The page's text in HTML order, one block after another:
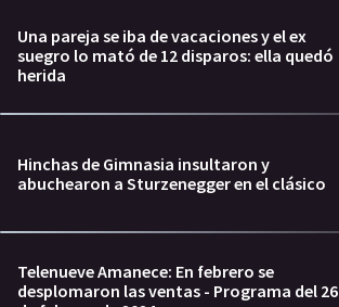
Una pareja se iba de vacaciones y el ex
suegro lo mató de 12 disparos: ella quedó
herida
Hinchas de Gimnasia insultaron y
abuchearon a Sturzenegger en el clásico
Telenueve Amanece: En febrero se
desplomaron las ventas - Programa del 26